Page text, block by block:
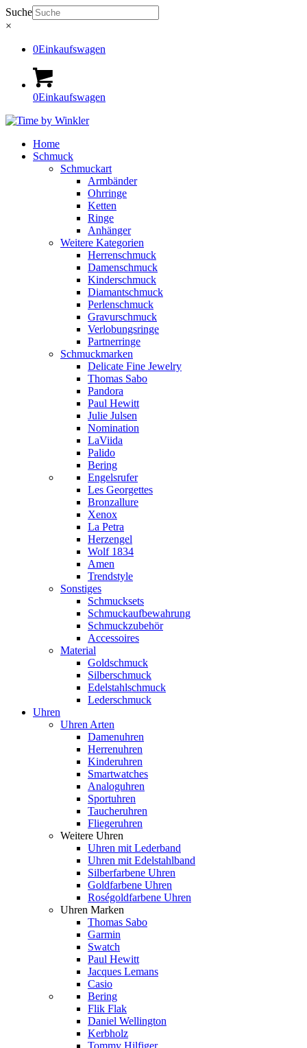
Suche
×
0Einkaufswagen
0Einkaufswagen
Home
Schmuck
Schmuckart
Armbänder
Ohrringe
Ketten
Ringe
Anhänger
Weitere Kategorien
Herrenschmuck
Damenschmuck
Kinderschmuck
Diamantschmuck
Perlenschmuck
Gravurschmuck
Verlobungsringe
Partnerringe
Schmuckmarken
Delicate Fine Jewelry
Thomas Sabo
Pandora
Paul Hewitt
Julie Julsen
Nomination
LaViida
Palido
Bering
Engelsrufer
Les Georgettes
Bronzallure
Xenox
La Petra
Herzengel
Wolf 1834
Amen
Trendstyle
Sonstiges
Schmucksets
Schmuckaufbewahrung
Schmuckzubehör
Accessoires
Material
Goldschmuck
Silberschmuck
Edelstahlschmuck
Lederschmuck
Uhren
Uhren Arten
Damenuhren
Herrenuhren
Kinderuhren
Smartwatches
Analoguhren
Sportuhren
Taucheruhren
Fliegeruhren
Weitere Uhren
Uhren mit Lederband
Uhren mit Edelstahlband
Silberfarbene Uhren
Goldfarbene Uhren
Roségoldfarbene Uhren
Uhren Marken
Thomas Sabo
Garmin
Swatch
Paul Hewitt
Jacques Lemans
Casio
Bering
Flik Flak
Daniel Wellington
Kerbholz
Tommy Hilfiger